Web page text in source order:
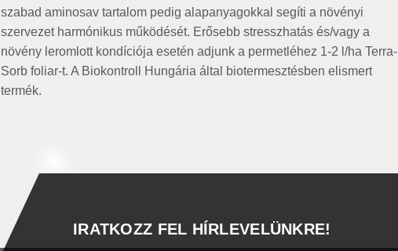
szabad aminosav tartalom pedig alapanyagokkal segíti a növényi
szervezet harmónikus működését. Erősebb stresszhatás és/vagy a
növény leromlott kondíciója esetén adjunk a permetléhez 1-2 l/ha Terra-
Sorb foliar-t. A Biokontroll Hungária által biotermesztésben elismert
termék.
IRATKOZZ FEL HÍRLEVELÜNKRE!